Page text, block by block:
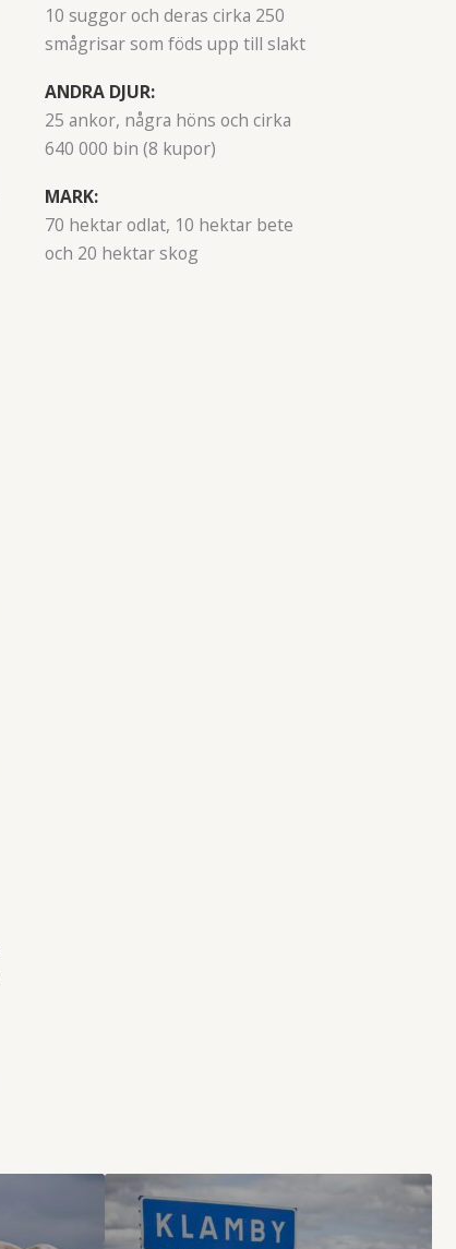
10 suggor och deras cirka 250
smågrisar som föds upp till slakt
ANDRA DJUR:
25 ankor, några höns och cirka
640 000 bin (8 kupor)
MARK:
70 hektar odlat, 10 hektar bete
och 20 hektar skog